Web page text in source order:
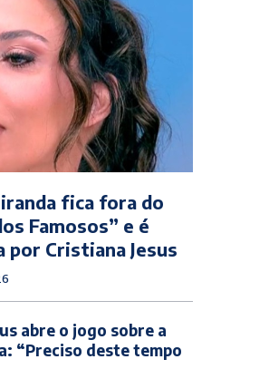
fica fora do
Famosos” e é
Cristiana Jesus
abre o jogo sobre a
“Preciso deste tempo